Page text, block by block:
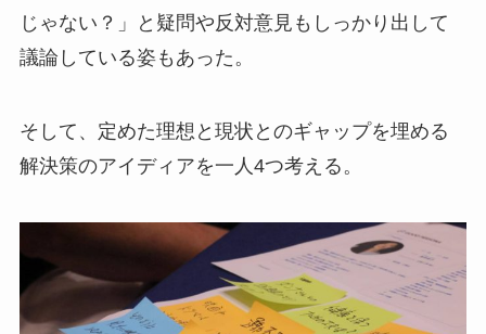
じゃない？」と疑問や反対意見もしっかり出して
議論している姿もあった。
そして、定めた理想と現状とのギャップを埋める
解決策のアイディアを一人4つ考える。